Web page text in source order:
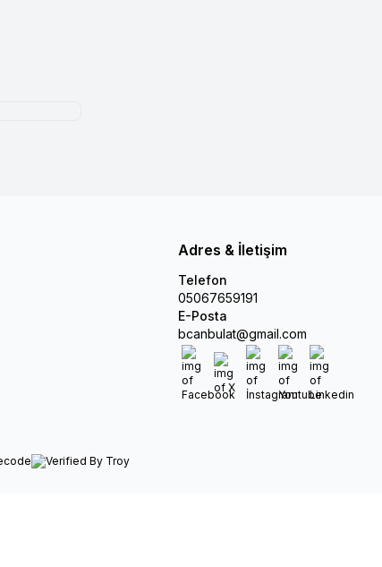
Adres & İletişim
Telefon
05067659191
E-Posta
bcanbulat@gmail.com
Facebook
X İnstagram
Youtube